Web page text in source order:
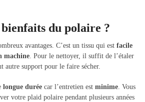
bienfaits du polaire ?
avantages. C’est un tissu qui est facile
machine . Pour le nettoyer, il suffit de l’étaler
autre support pour le faire sécher.
longue durée car l’entretien est minime . Vous
votre plaid polaire pendant plusieurs années